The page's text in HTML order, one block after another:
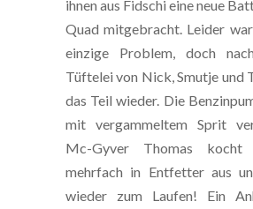
ihnen aus Fidschi eine neue
Quad mitgebracht. Leider
einzige Problem, doch
Tüftelei von Nick, Smutje und
das Teil wieder. Die
mit vergammeltem Sprit
Mc-Gyver Thomas kocht
mehrfach in Entfetter aus
wieder zum Laufen! Ein